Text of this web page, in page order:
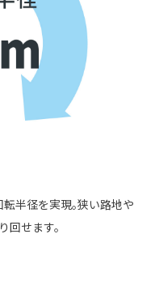
半径を実現｡狭い路地や
回せます。